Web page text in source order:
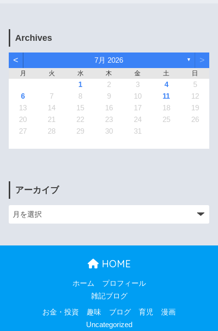
Archives
< 7月 2026 ▼ >
月 火 水 木 金 土 日
1 2 3 4
5
6
7 8 9 10 11
12
13
14 15 16 17 18
19
20
21 22 23 24 25
26
27
28 29 30 31
アーカイブ
HOME
ホーム
プロフィール
雑記ブログ
お金・投資 趣味 ブログ 育児
漫画
Uncategorized